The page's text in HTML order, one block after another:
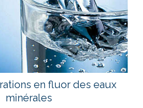
en fluor des eaux
minérales